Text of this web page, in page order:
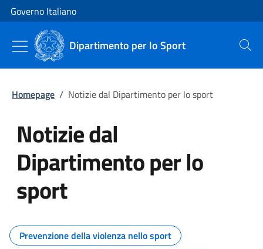
Vai al contenuto
Vai alla navigazione del sito
Governo Italiano
Dipartimento per lo Sport Cerca
Homepage / Notizie dal Dipartimento per lo sport
Notizie dal
Dipartimento per lo
sport
Tutti i contenuti della pagina
Prevenzione della violenza nello sport